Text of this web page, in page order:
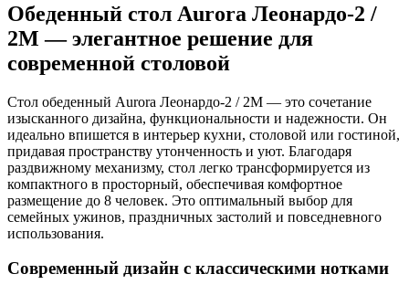
Обеденный стол Aurora Леонардо-2 /
2М — элегантное решение для
современной столовой
Стол обеденный Aurora Леонардо-2 / 2М — это сочетание
изысканного дизайна, функциональности и надежности. Он
идеально впишется в интерьер кухни, столовой или гостиной,
придавая пространству утонченность и уют. Благодаря
раздвижному механизму, стол легко трансформируется из
компактного в просторный, обеспечивая комфортное
размещение до 8 человек. Это оптимальный выбор для
семейных ужинов, праздничных застолий и повседневного
использования.
Современный дизайн с классическими нотками